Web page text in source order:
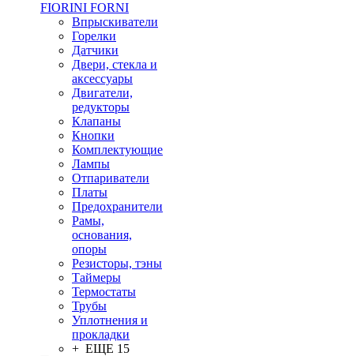
FIORINI FORNI
Впрыскиватели
Горелки
Датчики
Двери, стекла и
аксессуары
Двигатели,
редукторы
Клапаны
Кнопки
Комплектующие
Лампы
Отпариватели
Платы
Предохранители
Рамы,
основания,
опоры
Резисторы, тэны
Таймеры
Термостаты
Трубы
Уплотнения и
прокладки
+ ЕЩЕ 15